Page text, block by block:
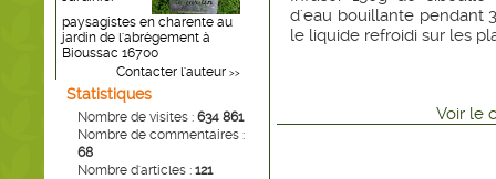
paysagistes en charente au
jardin de l'abrègement à
Bioussac 16700
Contacter l'auteur >>
Statistiques
Nombre de visites : 634 861
Nombre de commentaires :
68
Nombre d'articles : 121
d'eau bouillante pendant
le liquide refroidi sur les
Voir le